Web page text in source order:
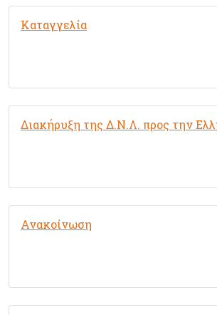
Καταγγελία
Διακήρυξη της Δ.Ν.Λ. προς την
Ανακοίνωση